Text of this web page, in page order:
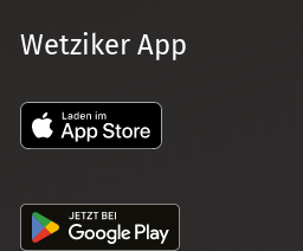
Wetziker App